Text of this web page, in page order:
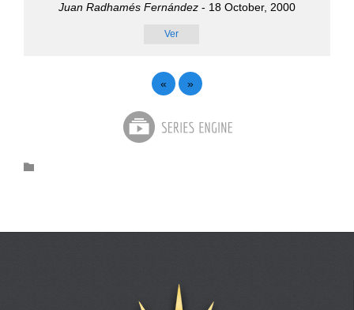
Juan Radhamés Fernández - 18 October, 2000
Ver
« »
